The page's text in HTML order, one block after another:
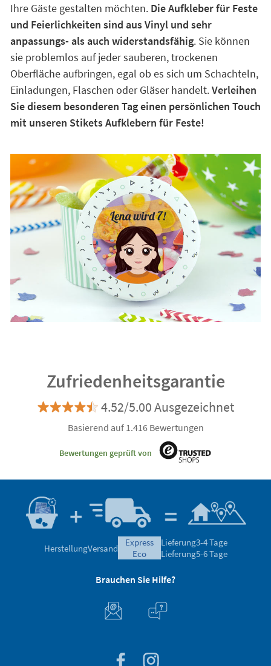
Ihre Gäste gestalten möchten. Die Aufkleber für Feste
und Feierlichkeiten sind aus Vinyl und sehr
anpassungs- als auch widerstandsfähig. Sie können
sie problemlos auf jeder sauberen, trockenen
Oberfläche aufbringen, egal ob es sich um Schachteln,
Einladungen, Flaschen oder Gläser handelt.Verleihen
Sie diesem besonderen Tag einen persönlichen Touch
mit unseren Stikets Aufklebern für Feste!
Zufriedenheitsgarantie
4.52/5.00 Ausgezeichnet
Basierend auf 1.416 Bewertungen
Bewertungen geprüft von
HerstellungVersand
express
eco
Lieferung3-4 Tage
Lieferung5-6 Tage
Brauchen Sie Hilfe?